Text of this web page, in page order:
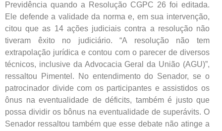
Previdência quando a Resolução CGPC 26 foi editada.
Ele defende a validade da norma e, em sua intervenção,
citou que as 14 ações judiciais contra a resolução não
tiveram êxito no judiciário. “A resolução não tem
extrapolação jurídica e contou com o parecer de diversos
técnicos, inclusive da Advocacia Geral da União (AGU)”,
ressaltou Pimentel. No entendimento do Senador, se o
patrocinador divide com os participantes e assistidos os
ônus na eventualidade de déficits, também é justo que
possa dividir os bônus na eventualidade de superávits. O
Senador ressaltou também que esse debate não atinge a